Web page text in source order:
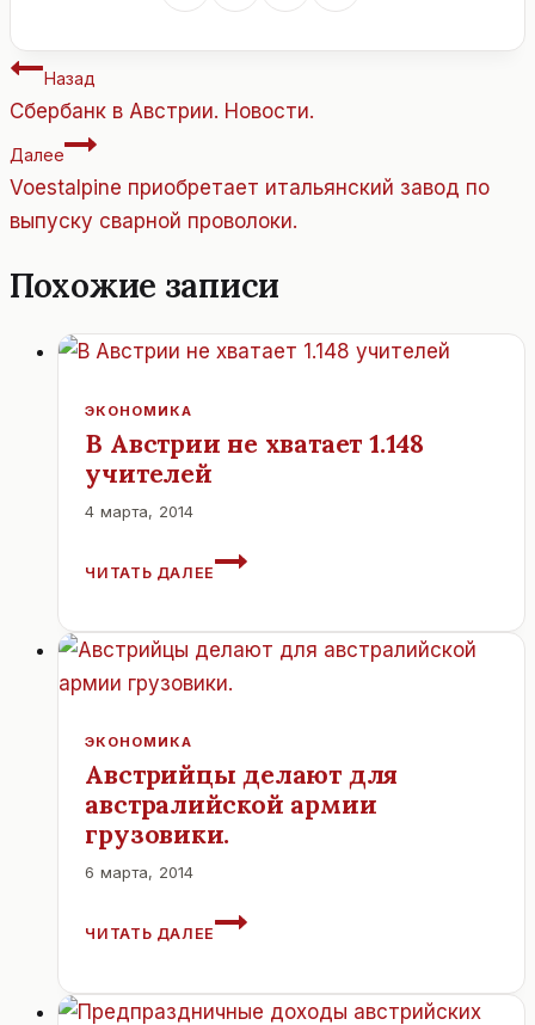
Навигация
по
записям
Назад
Сбербанк в Австрии. Новости.
Далее
Voestalpine приобретает итальянский завод по
выпуску сварной проволоки.
Похожие записи
ЭКОНОМИКА
В Австрии не хватает 1.148
учителей
4 марта, 2014
ЧИТАТЬ ДАЛЕЕ
В
ХВАТАЕТ
1.148
УЧИТЕЛЕЙ
ЭКОНОМИКА
Австрийцы делают для
австралийской армии
грузовики.
6 марта, 2014
ЧИТАТЬ ДАЛЕЕ
АВСТРИЙЦЫ
АВСТРАЛИЙСКОЙ
АРМИИ